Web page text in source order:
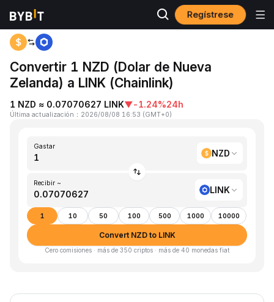
Regístrese
Inicio NZD to LINK
Convertir 1 NZD (Dolar de Nueva
Zelanda) a LINK (Chainlink)
1 NZD ≈ 0.07070627 LINK▼-1.24%24h
Última actualización ： 2026/08/08 16:53 (GMT+0)
Gastar
NZD
Recibir ~
LINK
1 10 50 100 500 1000 10000
Convert NZD to LINK
Cero comisiones · más de 350 criptos · más de 40 monedas fiat